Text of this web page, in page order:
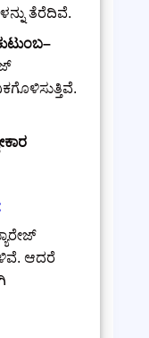
ತೆರೆದಿವೆ.
ಆದರೆ